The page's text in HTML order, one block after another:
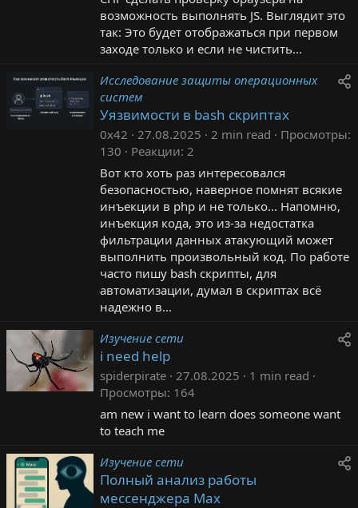
возможность выполнять JS. Выглядит это
так: Это будет отображаться при первом
заходе только и если не чистить...
Исследование защиты операционных
систем
Уязвимости в bash скриптах
0x42 27.08.2025 2 min read
Просмотры
130
Реакции 2
Вот кто хоть раз интересовался
безопасностью, наверное помнят всякие
инъекции в php и не только... Напомню,
инъекция кода, это из-за недостатка
фильтрации данных атакующий может
выполнить произвольный код. По работе
часто пишу bash скрипты, для
автоматизации, думал в скриптах всё
надежно в...
Изучение сети
i need help
spiderpirate 27.08.2025
1 min read
Просмотры 164
am new i want to learn does someone want
to teach me
Изучение сети
Полный анализ работы
мессенджера Max